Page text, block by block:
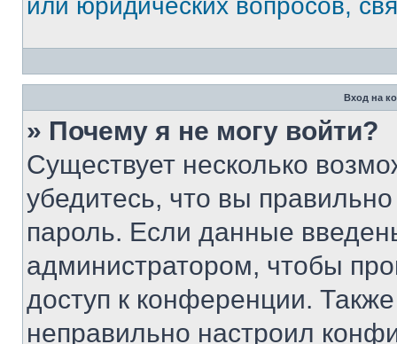
или юридических вопросов,
Вход на
» Почему я не могу войти?
Существует несколько
убедитесь, что вы
пароль. Если данные
администратором, чтобы
доступ к конференции.
неправильно настроил